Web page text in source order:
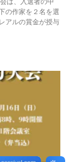
の作家を２名を選
アルの賞金が授与